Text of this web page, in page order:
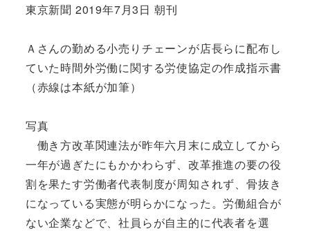
東京新聞 2019年7月3日 朝刊
Ａさんの勤める小売りチェーンが店長らに配布し
ていた時間外労働に関する労使協定の作成指示書
（赤線は本紙が加筆）
写真
働き方改革関連法が昨年六月末に成立してから
一年が過ぎたにもかかわらず、改革推進の要の役
割を果たす労働者代表制度が周知されず、骨抜き
になっている実態が明らかになった。労働組合が
ない企業などで、社員らが自主的に代表者を選